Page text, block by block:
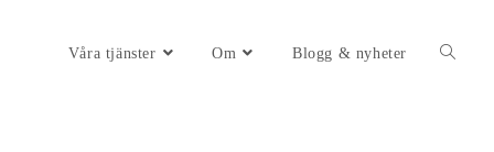
Våra tjänster Om Blogg & nyheter